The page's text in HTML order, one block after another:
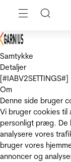
Samtykke
Detaljer
[#IABV2SETTINGS#]
Om
Denne side bruger
Vi bruger cookies til
personligt præg. De
analysere vores
bruger vores
annoncer og